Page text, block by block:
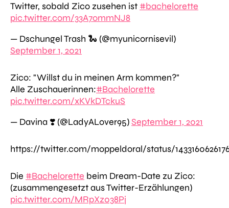
Twitter, sobald Zico zusehen ist #bachelorette
pic.twitter.com/33A7ommNJ8
— Dschungel Trash 🐍 (@myunicornisevil)
September 1, 2021
Zico: "Willst du in meinen Arm kommen?"
Alle Zuschauerinnen:#Bachelorette
pic.twitter.com/xKVkDTckuS
— Davina ❣️ (@LadyALover95)September 1, 2021
https://twitter.com/moppeldoral/status/
Die #Bachelorette beim Dream-Date zu Zico:
(zusammengesetzt aus Twitter-Erzählungen)
pic.twitter.com/MRpXz038Pj